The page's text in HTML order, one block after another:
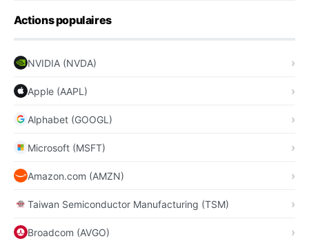
Actions populaires
NVIDIA (NVDA)
Apple (AAPL)
Alphabet (GOOGL)
Microsoft (MSFT)
Amazon.com (AMZN)
Taiwan Semiconductor Manufacturing (TSM)
Broadcom (AVGO)